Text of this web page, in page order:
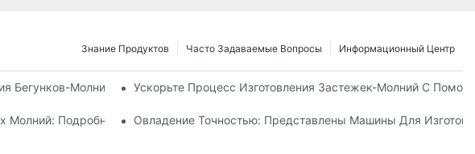
Информационный Центр
Часто Задаваемые Вопросы
Знание Продуктов
Молний
Бегунков-Молний Для Нужд Вашего Бизнеса
Ускорьте Процесс Изготовления Застежек-Молний С
МолнийПодробное Руководство По Производству
Овладение Точностью: Представлены Машины Для